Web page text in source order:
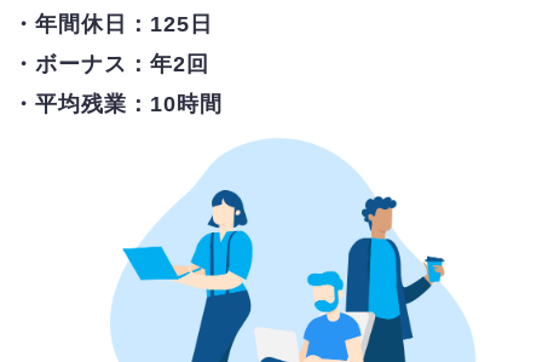
・年間休日：125日
・ボーナス：年2回
・平均残業：10時間